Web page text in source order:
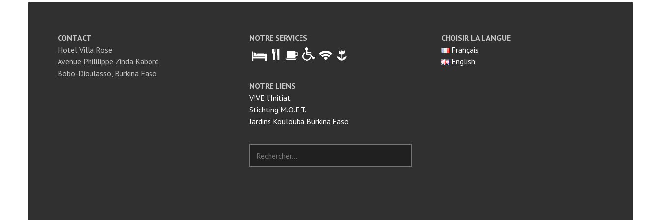
CONTACT
Hotel Villa Rose
Avenue Phililippe Zinda Kaboré
Bobo-Dioulasso, Burkina Faso
NOTRE SERVICES
NOTRE LIENS
V!VE l’Initiat
Stichting M.O.E.T.
Jardins Koulouba Burkina Faso
CHOISIR LA LANGUE
Français
English